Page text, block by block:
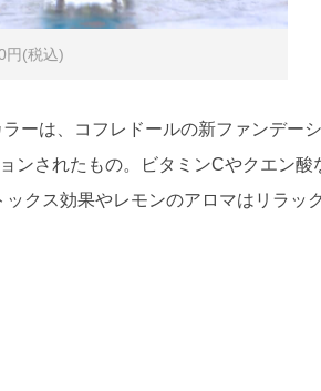
円(税込)
ーは、コフレドールの新ファンデー
ンされたもの。ビタミンCやクエン酸
クス効果やレモンのアロマはリラッ